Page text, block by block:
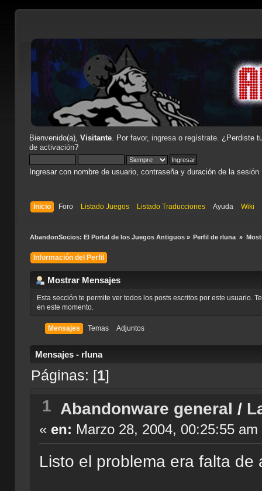
Bienvenido(a), Visitante. Por favor, ingresao regístrate. ¿Perdiste
de activación?
Ingresar con nombre de usuario, contraseña y duración de la sesión
Inicio Foro Listado Juegos Listado Traducciones Ayuda Wiki
AbandonSocios: El Portal de los Juegos Antiguos» Perfil de rluna »
Información del Perfil
Mostrar Mensajes
Esta sección te permite ver todos los posts escritos por este usuario.
en este momento.
Mensajes Temas Adjuntos
Mensajes - rluna
Páginas: [1]
1 Abandonware general /
« en: Marzo 28, 2004, 00:25:55 am
Listo el problema era falta